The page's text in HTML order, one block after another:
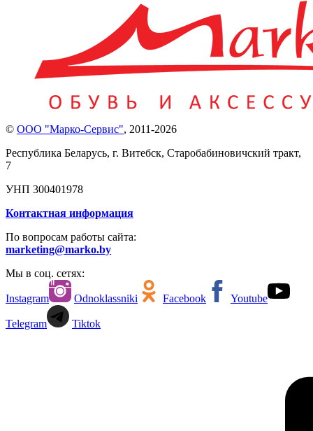
© ООО "Марко-Сервис", 2011-2026
Республика Беларусь, г. Витебск, Старобабиновичский тракт,
7
УНП 300401978
Контактная информация
По вопросам работы сайта:
marketing@marko.by
Мы в соц. сетях:
Instagram Odnoklassniki Facebook Youtube
Telegram Tiktok